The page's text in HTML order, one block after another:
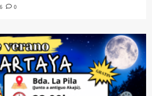
0